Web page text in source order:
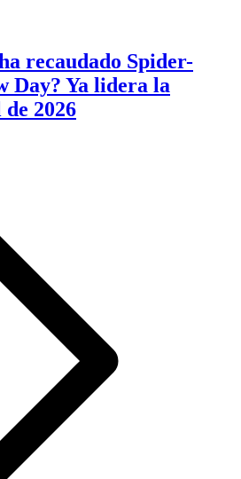
recaudado Spider-
Day? Ya lidera la
2026